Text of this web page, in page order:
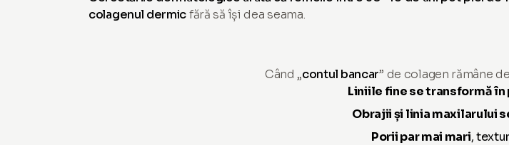
colagenul dermicfără să își dea seama.
Când „contul bancar” de colagen rămâne
Liniile fine se transformă
Obrajii și linia maxilarului
Porii par mai mari,